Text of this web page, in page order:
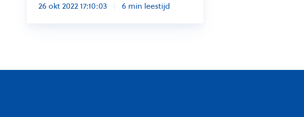
26 okt 2022 17:10:03 6 min leestijd